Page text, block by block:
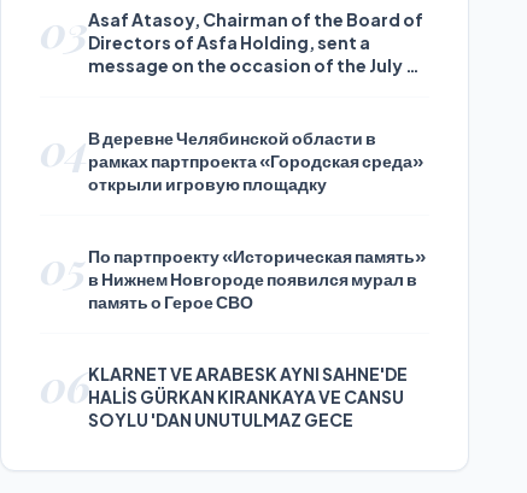
03Asaf Atasoy, Chairman of the Board of
Directors of Asfa Holding, sent a
message on the occasion of the July 24
04В деревне Челябинской области в
рамках партпроекта «Городская среда»
открыли игровую площадку
05 По партпроекту «Историческая память»
в Нижнем Новгороде появился мурал в
память о Герое СВО
06KLARNET VE ARABESK AYNI SAHNE'DE
HALİS GÜRKAN KIRANKAYA VE CANSU
SOYLU 'DAN UNUTULMAZ GECE